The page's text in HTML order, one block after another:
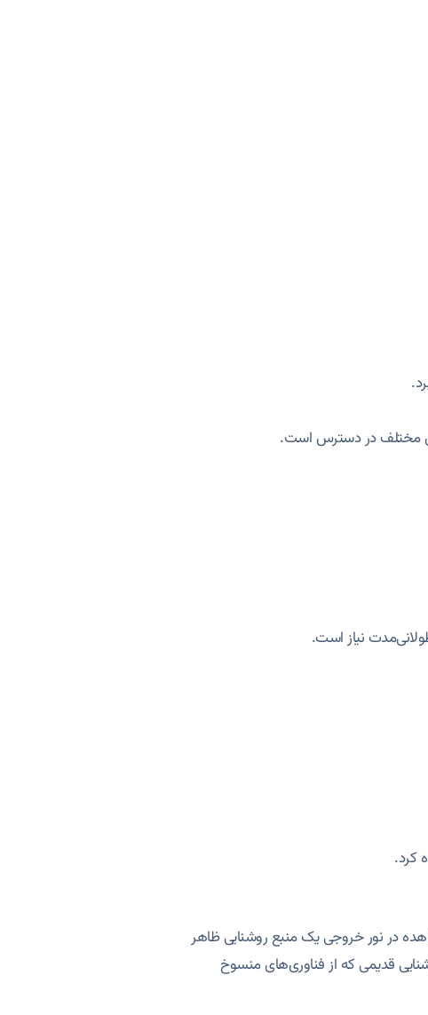
نیاز است.
کرد.
در نور خروجی یک منبع روشنایی ظاهر
قدیمی که از فناوری‌های منسوخ